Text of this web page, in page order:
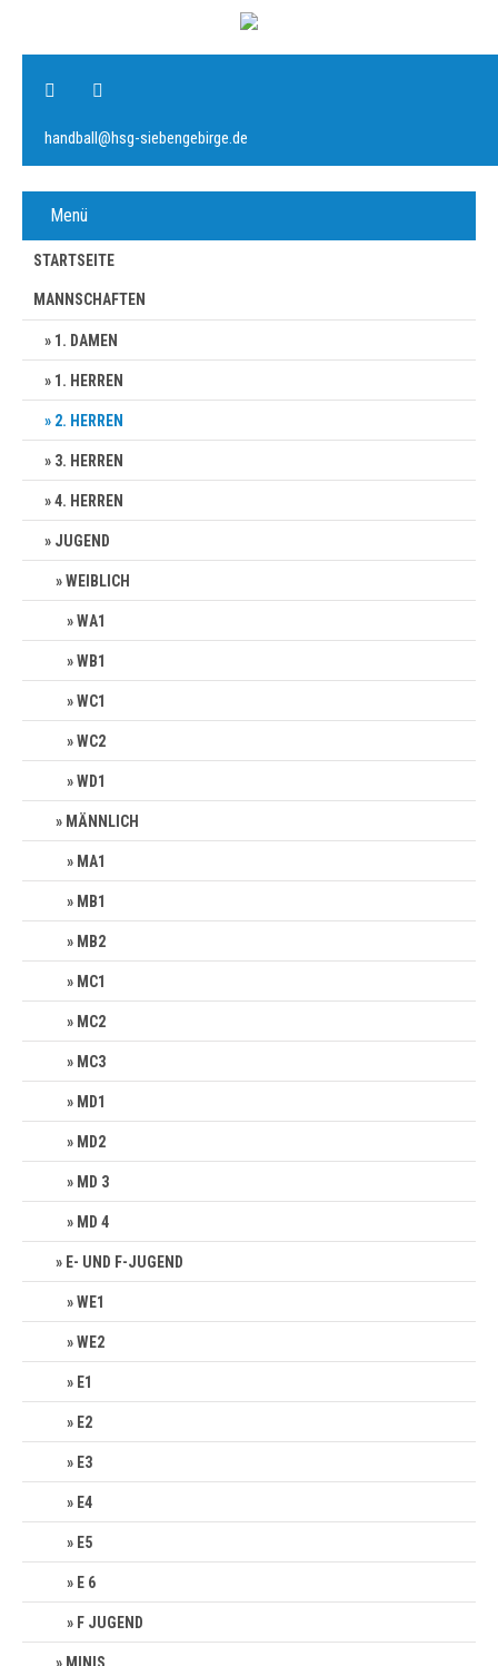
handball@hsg-siebengebirge.de
Menü
STARTSEITE
MANNSCHAFTEN
1. DAMEN
1. HERREN
2. HERREN
3. HERREN
4. HERREN
JUGEND
WEIBLICH
WA1
WB1
WC1
WC2
WD1
MÄNNLICH
MA1
MB1
MB2
MC1
MC2
MC3
MD1
MD2
MD 3
MD 4
E- UND F-JUGEND
WE1
WE2
E1
E2
E3
E4
E5
E 6
F JUGEND